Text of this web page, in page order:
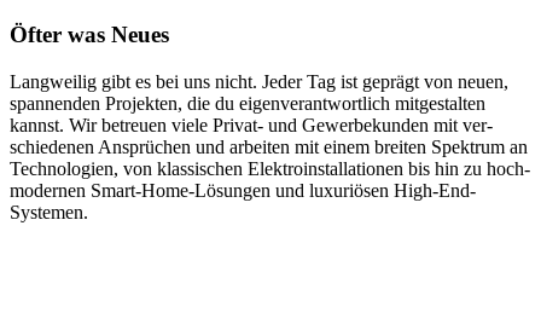
Öfter was Neues
Langweilig gibt es bei uns nicht. Jeder Tag ist geprägt von neuen,
spannen­den Projekten, die du eigen­ver­ant­wort­lich mit­ge­stalten
kannst. Wir betreuen viele Privat- und Gewerbe­kunden mit ver­
schiedenen An­sprüchen und arbeiten mit einem breiten Spektrum an
Techno­logien, von klassischen Elektro­installa­tionen bis hin zu hoch­
mo­dernen Smart-Home-Lösungen und luxuriösen High-End-
Systemen.